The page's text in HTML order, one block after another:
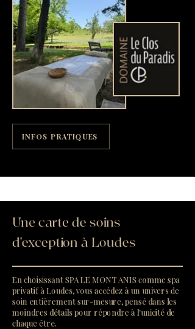
INFOS PRATIQUES
Une carte de soins
d'exception à Loudes
En choisissant SPA LE MONT ANIS comme spa
privatif à Loudes, vous accédez à un univers de
soin entièrement sur-mesure, pensé dans les
moindres détails pour répondre à l'unicité de
chaque être.